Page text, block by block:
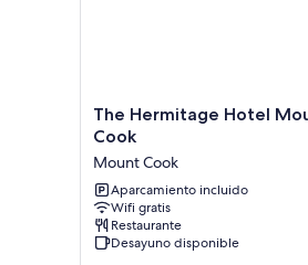
The
Hermitage
Mount
Cook
Mount
Cook
The Hermitage Hotel
Cook
Mount Cook
Aparcamiento incluido
Wifi gratis
Restaurante
Desayuno disponible